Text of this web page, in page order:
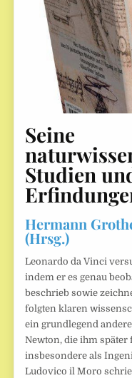
Seine
Studien
Hermann
(Hrsg.)
Leonardo da Vinci
indem er es genau
beschrieb sowie
folgten klaren
ein grundlegend
Newton, die ihm später
insbesondere als
Ludovico il Moro